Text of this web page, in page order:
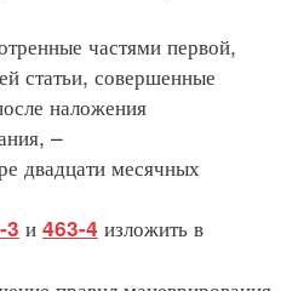
частями первой,
статьи, совершенные
наложения
–
двадцати месячных
3 и 463-4 изложить в